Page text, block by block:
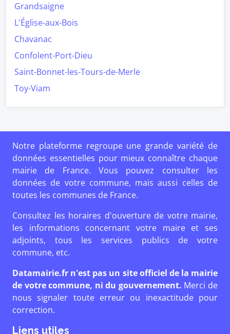
Grandsaigne
L'Église-aux-Bois
Chavanac
Confolent-Port-Dieu
Saint-Bonnet-les-Tours-de-Merle
Toy-Viam
Notre plateforme regroupe une grande variété de
données essentielles pour mieux connaître chaque
mairie de France. Vous pouvez consulter les
données de votre commune, mais aussi celles de
toutes les communes de France.
Consultez les horaires d'ouverture de votre mairie,
les informations concernant votre maire et ses
adjoints, tous les services publics de votre
commune, etc.
Datamairie.fr n'est pas un site officiel de la mairie
de votre commune, ni du gouvernement. Merci de
nous signaler toute erreur ou inexactitude pour
correction.
Liens utiles